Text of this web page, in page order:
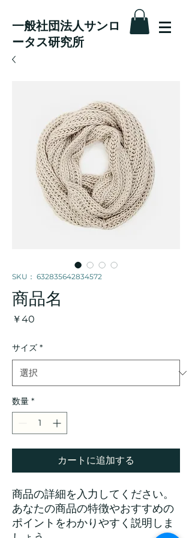
一般社団法人サンロ
ータス研究所
SKU： 632835642834572
商品名
￥40
サイズ *
数量 *
カートに追加する
商品の詳細を入力してください。
あなたの商品の特徴やおすすめの
ポイントをわかりやすく説明しま